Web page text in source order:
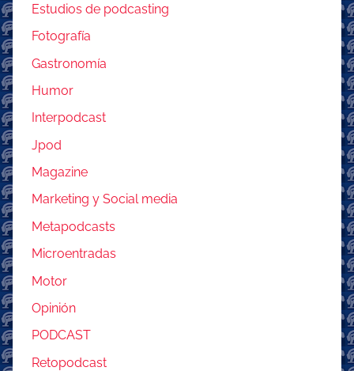
Estudios de podcasting
Fotografía
Gastronomía
Humor
Interpodcast
Jpod
Magazine
Marketing y Social media
Metapodcasts
Microentradas
Motor
Opinión
PODCAST
Retopodcast